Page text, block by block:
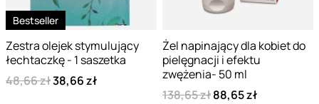
Bestseller
Zestra olejek stymulujący
łechtaczkę - 1 saszetka
48,66 zł38,66 zł
Żel napinający dla kobiet do
pielęgnacji i efektu
zwężenia- 50 ml
138,65 zł88,65 zł